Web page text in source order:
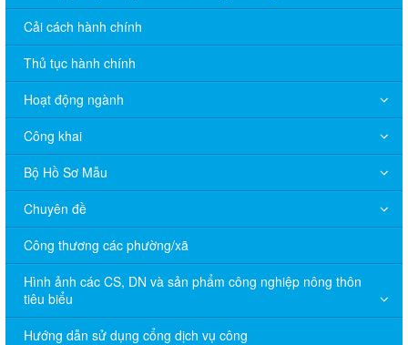
Cải cách hành chính
Thủ tục hành chính
Hoạt động ngành
Công khai
Bộ Hồ Sơ Mẫu
Chuyên đề
Công thương các phường/xã
Hình ảnh các CS, DN và sản phẩm công nghiệp nông thôn
tiêu biểu
Hướng dẫn sử dụng cổng dịch vụ công